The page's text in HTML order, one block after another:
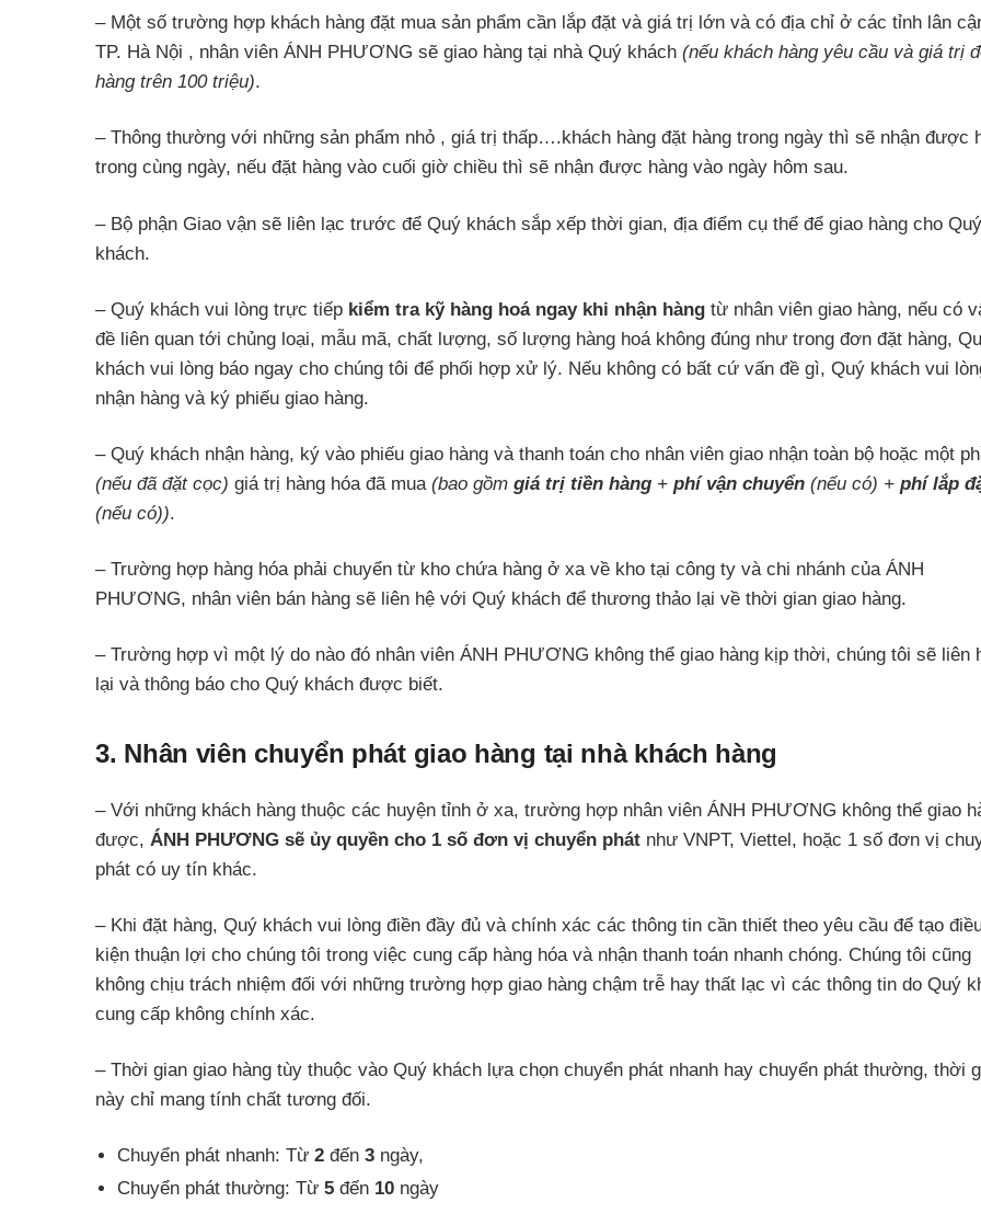
– Một số trường hợp khách hàng đặt mua sản phẩm cần lắp đặt và giá trị lớn và có địa chỉ ở các tỉnh lân
TP. Hà Nội , nhân viên ÁNH PHƯƠNG sẽ giao hàng tại nhà Quý khách (nếu khách hàng yêu cầu và giá trị
hàng trên 100 triệu).
– Thông thường với những sản phẩm nhỏ , giá trị thấp….khách hàng đặt hàng trong ngày thì sẽ nhận được
trong cùng ngày, nếu đặt hàng vào cuối giờ chiều thì sẽ nhận được hàng vào ngày hôm sau.
– Bộ phận Giao vận sẽ liên lạc trước để Quý khách sắp xếp thời gian, địa điểm cụ thể để giao hàng cho Quý
khách.
– Quý khách vui lòng trực tiếp kiểm tra kỹ hàng hoá ngay khi nhận hàng từ nhân viên giao hàng, nếu có
đề liên quan tới chủng loại, mẫu mã, chất lượng, số lượng hàng hoá không đúng như trong đơn đặt hàng,
khách vui lòng báo ngay cho chúng tôi để phối hợp xử lý. Nếu không có bất cứ vấn đề gì, Quý khách vui
nhận hàng và ký phiếu giao hàng.
– Quý khách nhận hàng, ký vào phiếu giao hàng và thanh toán cho nhân viên giao nhận toàn bộ hoặc một
(nếu đã đặt cọc) giá trị hàng hóa đã mua (bao gồm giá trị tiền hàng + phí vận chuyển (nếu có) + phí lắp
(nếu có)).
– Trường hợp hàng hóa phải chuyển từ kho chứa hàng ở xa về kho tại công ty và chi nhánh của ÁNH
PHƯƠNG, nhân viên bán hàng sẽ liên hệ với Quý khách để thương thảo lại về thời gian giao hàng.
– Trường hợp vì một lý do nào đó nhân viên ÁNH PHƯƠNG không thể giao hàng kịp thời, chúng tôi sẽ liên
lại và thông báo cho Quý khách được biết.
3. Nhân viên chuyển phát giao hàng tại nhà khách hàng
– Với những khách hàng thuộc các huyện tỉnh ở xa, trường hợp nhân viên ÁNH PHƯƠNG không thể giao
được, ÁNH PHƯƠNG sẽ ủy quyền cho 1 số đơn vị chuyển phát như VNPT, Viettel, hoặc 1 số đơn vị
phát có uy tín khác.
– Khi đặt hàng, Quý khách vui lòng điền đầy đủ và chính xác các thông tin cần thiết theo yêu cầu để tạo
kiện thuận lợi cho chúng tôi trong việc cung cấp hàng hóa và nhận thanh toán nhanh chóng. Chúng tôi cũng
không chịu trách nhiệm đối với những trường hợp giao hàng chậm trễ hay thất lạc vì các thông tin do Quý
cung cấp không chính xác.
– Thời gian giao hàng tùy thuộc vào Quý khách lựa chọn chuyển phát nhanh hay chuyển phát thường, thời
này chỉ mang tính chất tương đối.
Chuyển phát nhanh: Từ 2 đến 3 ngày,
Chuyển phát thường: Từ 5 đến 10 ngày